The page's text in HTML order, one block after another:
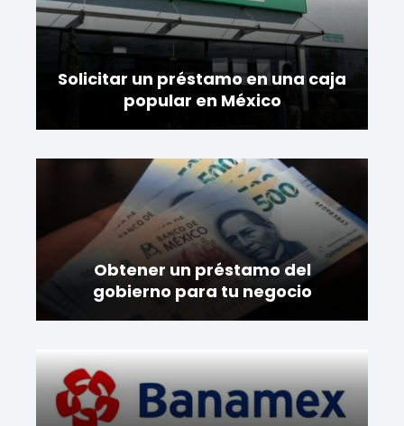
Solicitar un préstamo en una caja
popular en México
Obtener un préstamo del
gobierno para tu negocio